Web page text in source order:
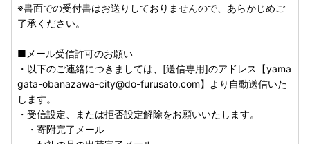
※書面での受付書はお送りしておりませんので、あらかじめご
了承ください。
■メール受信許可のお願い
・以下のご連絡につきましては、[送信専用]のアドレス【yama
gata-obanazawa-city@do-furusato.com】より自動送信いた
します。
・受信設定、または拒否設定解除をお願いいたします。
・寄附完了メール